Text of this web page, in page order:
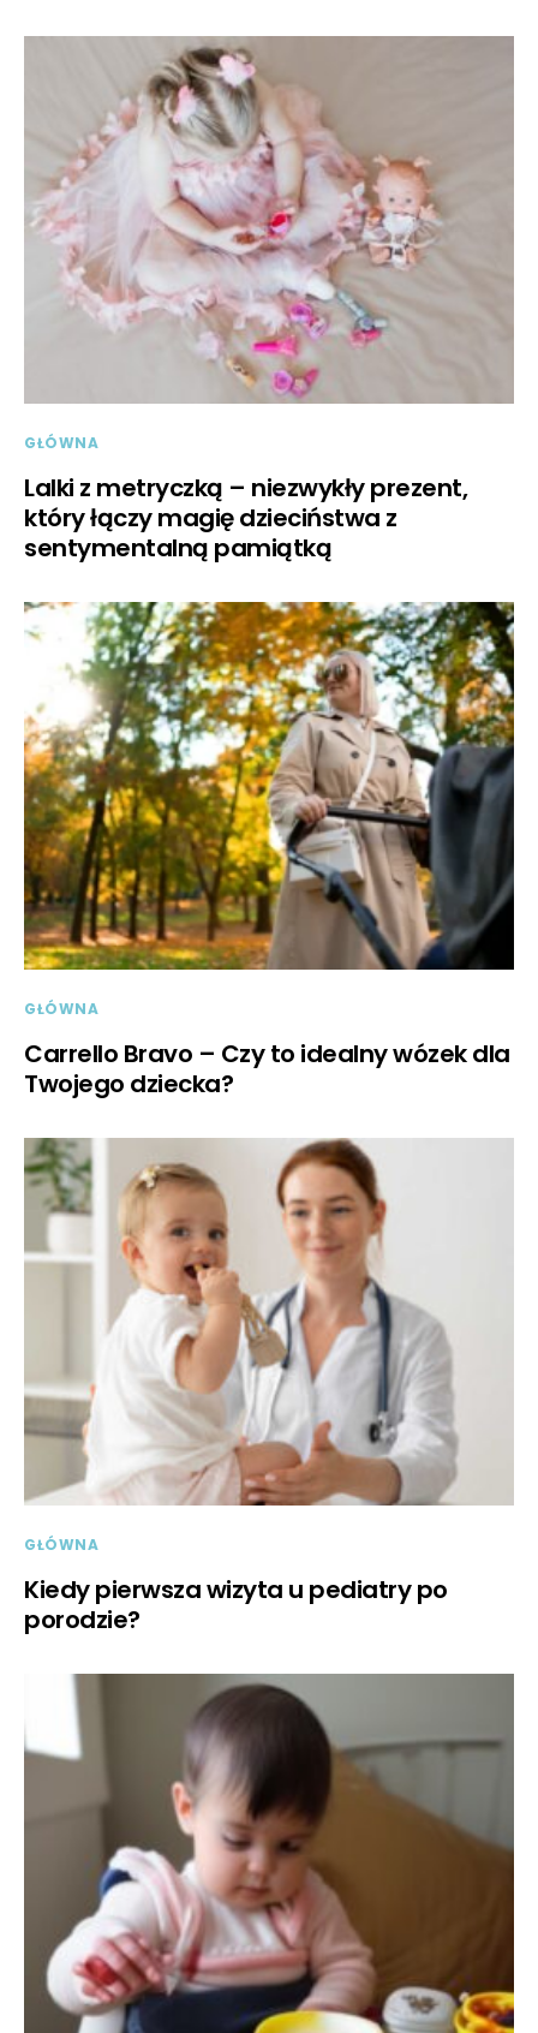
GŁÓWNA
Lalki z metryczką – niezwykły prezent,
który łączy magię dzieciństwa z
sentymentalną pamiątką
GŁÓWNA
Carrello Bravo – Czy to idealny wózek dla
Twojego dziecka?
GŁÓWNA
Kiedy pierwsza wizyta u pediatry po
porodzie?